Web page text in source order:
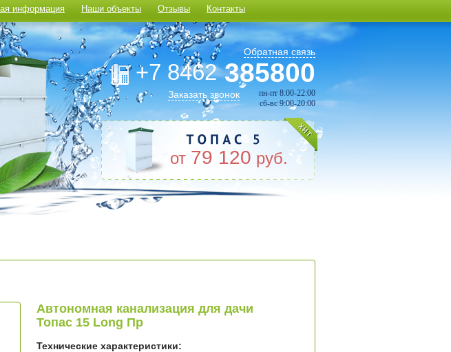
информация Наши объекты Отзывы Контакты
Обратная связь
+7 8462385800
Заказать звонок
пн-пт 8:00-22:00
сб-вс 9:00-20:00
от 79 120 руб.
Автономная канализация для дачи
Топас 15 Long Пр
Технические характеристики: